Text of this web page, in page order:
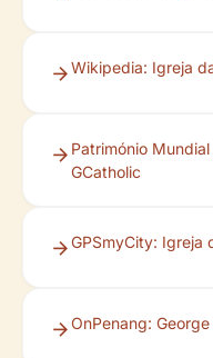
Wikipedia: Igreja
Património
GCatholic
GPSmyCity: Igreja
OnPenang: